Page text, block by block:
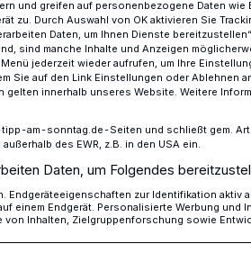
Entspannt chillen an der
Krefeld
und greifen auf personenbezogene Daten wie
zu. Durch Auswahl von OK aktivieren Sie
Daten, um Ihnen Dienste
sind manche Inhalte und Anzeigen
jederzeit wieder aufrufen, um Ihre
Sie auf den Link Einstellungen oder Ablehnen
gelten innerhalb unseres Website. Weitere
am-sonntag.de-Seiten und schließt gem.
des EWR, z.B. in den USA ein.
Daten, um Folgendes
Endgeräteeigenschaften zur Identifikation aktiv
einem Endgerät. Personalisierte Werbung und
von Inhalten, Zielgruppenforschung sowie